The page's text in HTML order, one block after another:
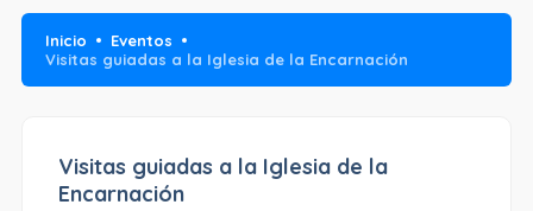
Inicio
Eventos
Visitas guiadas a la Iglesia de la Encarnación
Visitas guiadas a la Iglesia de la
Encarnación